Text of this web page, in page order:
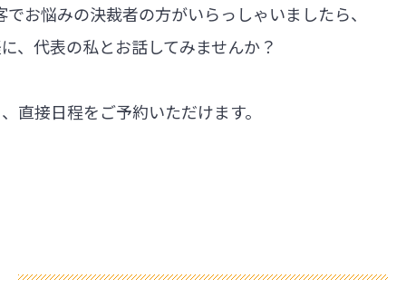
お悩みの決裁者の方がいらっしゃいましたら、
、代表の私とお話してみませんか？
直接日程をご予約いただけます。